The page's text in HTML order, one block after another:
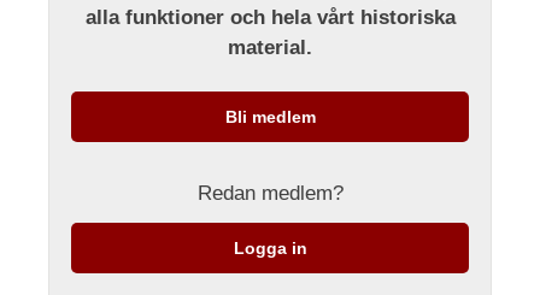
alla funktioner och hela vårt historiska
material.
Bli medlem
Redan medlem?
Logga in